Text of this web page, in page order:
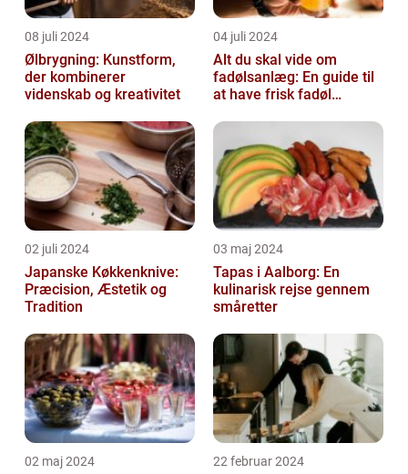
08 juli 2024
Ølbrygning: Kunstform,
der kombinerer
videnskab og kreativitet
04 juli 2024
Alt du skal vide om
fadølsanlæg: En guide til
at have frisk fadøl
02 juli 2024
Japanske Køkkenknive:
Præcision, Æstetik og
Tradition
03 maj 2024
Tapas i Aalborg: En
kulinarisk rejse gennem
småretter
02 maj 2024 22 februar 2024